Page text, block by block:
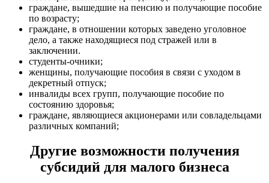
граждане, вышедшие на пенсию и получающие пособие
по возрасту;
граждане, в отношении которых заведено уголовное
дело, а также находящиеся под стражей или в
заключении.
студенты-очники;
женщины, получающие пособия в связи с уходом в
декретный отпуск;
инвалиды всех групп, получающие пособие по
состоянию здоровья;
граждане, являющиеся акционерами или совладельцами
различных компаний;
Другие возможности получения
субсидий для малого бизнеса